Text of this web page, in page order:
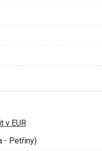
v EUR
- Petřiny)